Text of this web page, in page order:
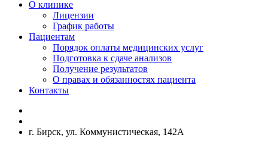
О клинике
Лицензии
График работы
Пациентам
Порядок оплаты медицинских услуг
Подготовка к сдаче анализов
Получение результатов
О правах и обязанностях пациента
Контакты
г. Бирск, ул. Коммунистическая, 142А